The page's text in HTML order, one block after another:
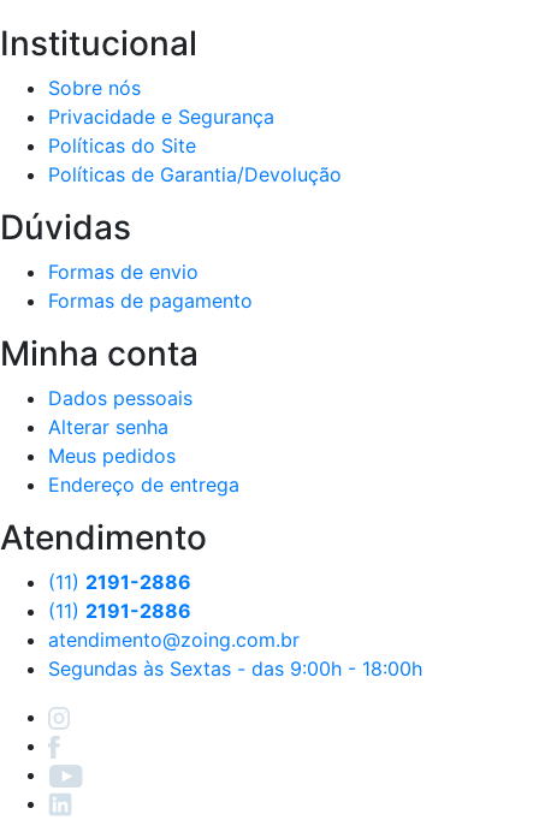
Institucional
Sobre nós
Privacidade e Segurança
Políticas do Site
Políticas de Garantia/Devolução
Dúvidas
Formas de envio
Formas de pagamento
Minha conta
Dados pessoais
Alterar senha
Meus pedidos
Endereço de entrega
Atendimento
(11) 2191-2886
(11) 2191-2886
atendimento@zoing.com.br
Segundas às Sextas - das 9:00h - 18:00h